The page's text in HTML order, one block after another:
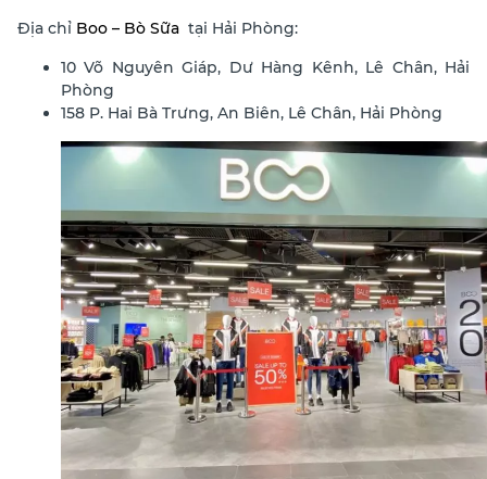
Địa chỉ Boo – Bò Sữa tại Hải Phòng:
10 Võ Nguyên Giáp, Dư Hàng Kênh, Lê Chân, Hải
Phòng
158 P. Hai Bà Trưng, An Biên, Lê Chân, Hải Phòng